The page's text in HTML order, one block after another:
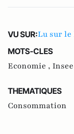
VU SUR:Lu sur le
MOTS-CLES
Economie ,
THEMATIQUES
Consommation